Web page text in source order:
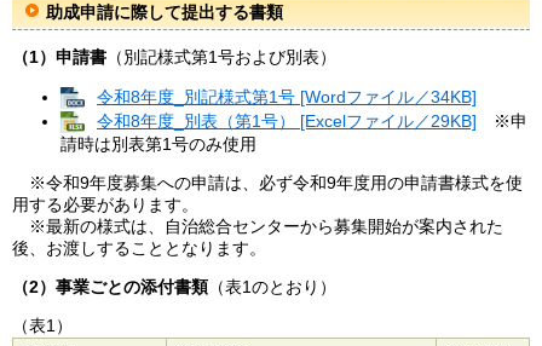
助成申請に際して提出する書類
（1）申請書 （別記様式第1号および別表）
令和8年度_別記様式第1号 [Wordファイル／34KB]
令和8年度_別表（第1号） [Excelファイル／29KB] ※申
請時は別表第1号のみ使用
※令和9年度募集への申請は、必ず令和9年度用の申請書様式を使
用する必要があります。
※最新の様式は、自治総合センターから募集開始が案内された
後、お渡しすることとなります。
（2）事業ごとの添付書類 （表1のとおり）
（表1）